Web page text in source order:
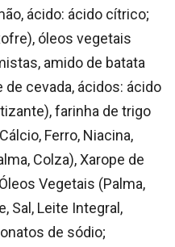
ácido: ácido cítrico;
óleos vegetais
amido de batata
cevada, ácidos: ácido
farinha de trigo
Ferro, Niacina,
Colza), Xarope de
Vegetais (Palma,
Sal, Leite Integral,
de sódio;